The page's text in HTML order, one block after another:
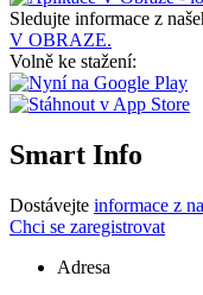
Sledujte informace z
V OBRAZE.
Volně ke stažení:
Smart Info
Dostávejte informace z
Chci se zaregistrovat
Adresa